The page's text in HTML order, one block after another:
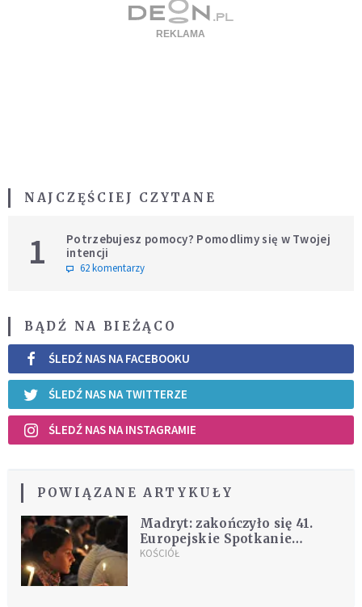
NAJCZĘŚCIEJ CZYTANE
1
Potrzebujesz pomocy? Pomodlimy się w Twojej
intencji
62 komentarzy
BĄDŹ NA BIEŻĄCO
ŚLEDŹ NAS NA FACEBOOKU
ŚLEDŹ NAS NA TWITTERZE
ŚLEDŹ NAS NA INSTAGRAMIE
POWIĄZANE ARTYKUŁY
Madryt: zakończyło się 41.
Europejskie Spotkanie
Młodych
KOŚCIÓŁ